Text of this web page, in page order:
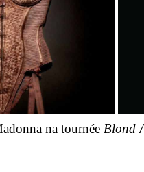
na tournée Blond